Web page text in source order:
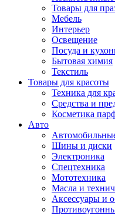
Товары для
Мебель
Интерьер
Освещение
Посуда и
Бытовая химия
Текстиль
Товары для красоты
Техника для
Средства и
Косметика
Авто
Шины и диски
Электроника
Спецтехника
Мототехника
Масла и
Аксессуары и